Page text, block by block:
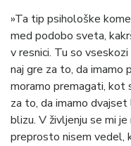
»Ta tip psihološke
med podobo sveta,
v resnici. Tu so
naj gre za to, da imamo
moramo premagati,
za to, da imamo
blizu. V življenju se mi
preprosto nisem vedel,